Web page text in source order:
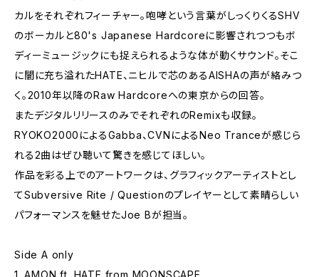
カルをそれぞれフィーチャー。咆哮という言葉がしっくりくるSHV
のボーカルと80's Japanese Hardcoreに影響されつつもボ
ディーミュージックにも捉えられるような体が動くサウンド。そこ
に闇に充ち溢れたHATE、ニヒルで芯のあるAISHAの声が絡みつ
く。2010年以降のRaw Hardcoreへの東京からの回答。
またデジタルリリースのみでそれぞれのRemixも収録。
RYOKO2000によるGabba、CVNによるNeo Tranceが感じら
れる2曲はぜひ聴いて驚きを感じてほしい。
作品を彩る上でのアートワークは、グラフィックアーティストとし
てSubversive Rite / Questionのプレイヤーとして素晴らしい
パフォーマンスを魅せたJoe Bが担当。
Side A only
1. AMON ft. HATE from MOONSCAPE